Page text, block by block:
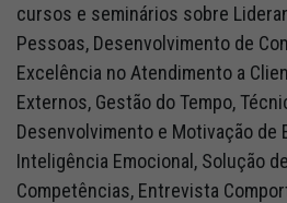
cursos e seminários sobre
Pessoas, Desenvolvimento de
Excelência no Atendimento a
Externos, Gestão do Tempo,
Desenvolvimento e Motivação de
Inteligência Emocional, Solução
Competências, Entrevista